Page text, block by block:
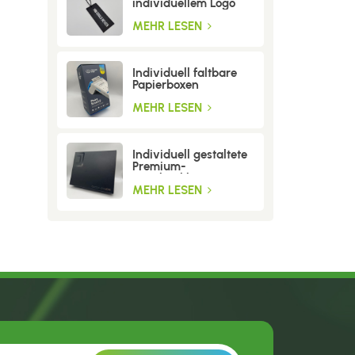
individuellem Logo
MEHR LESEN
Individuell faltbare
Papierboxen
MEHR LESEN
Individuell gestaltete
Premium-
Geschenkboxen aus
Wellpappe
MEHR LESEN